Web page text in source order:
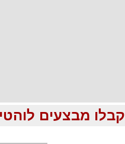
קבלו מבצעים לוהטים ומוזלים עד 70%